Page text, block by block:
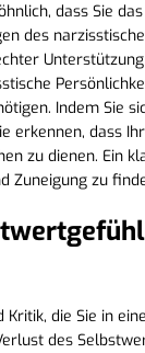
dass Sie
des
Indem Sie
erkennen, dass
zu dienen. Ein
Zuneigung zu
die Sie in
des